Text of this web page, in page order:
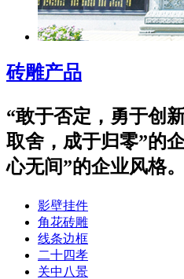
砖雕产品
“敢于否定，勇于创
取舍，成于归零”的
心无间”的企业风格。
影壁挂件
角花砖雕
线条边框
二十四孝
关中八景